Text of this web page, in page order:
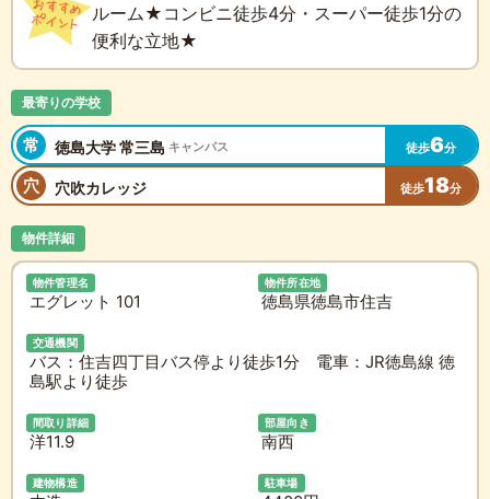
ルーム★コンビニ徒歩4分・スーパー徒歩1分の
便利な立地★
最寄りの学校
常 徳島大学 常三島 キャンパス 徒歩6分
穴 穴吹カレッジ 徒歩18分
物件詳細
物件管理名
エグレット 101
物件所在地
徳島県徳島市住吉
交通機関
バス：住吉四丁目バス停より徒歩1分 電車：JR徳島線 徳
島駅より徒歩
間取り詳細
洋11.9
部屋向き
南西
建物構造 駐車場